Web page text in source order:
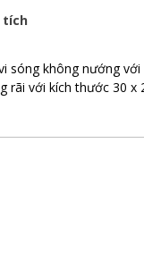
tích
sóng không nướng
rãi với kích thước 30